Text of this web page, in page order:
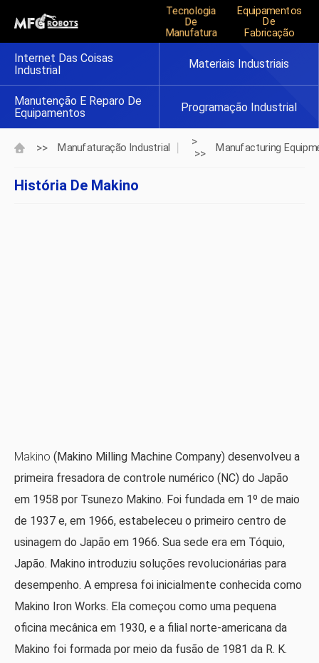
Tecnologia
De
Manufatura
Equipamentos
De
Fabricação
Internet Das Coisas
Industrial
Materiais Industriais
Manutenção E Reparo De
Equipamentos
Programação Industrial
>> Manufaturação Industrial
>
>>
Manufacturing
História De Makino
Makino (Makino Milling Machine Company) desenvolveu a
primeira fresadora de controle numérico (NC) do Japão
em 1958 por Tsunezo Makino. Foi fundada em 1º de maio
de 1937 e, em 1966, estabeleceu o primeiro centro de
usinagem do Japão em 1966. Sua sede era em Tóquio,
Japão. Makino introduziu soluções revolucionárias para
desempenho. A empresa foi inicialmente conhecida como
Makino Iron Works. Ela começou como uma pequena
oficina mecânica em 1930, e a filial norte-americana da
Makino foi formada por meio da fusão de 1981 da R. K.